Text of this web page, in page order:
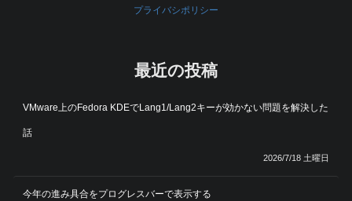
プライバシポリシー
最近の投稿
VMware上のFedora KDEでLang1/Lang2キーが効かない問題を解決した
話
2026/7/18 土曜日
今年の進み具合をプログレスバーで表示する